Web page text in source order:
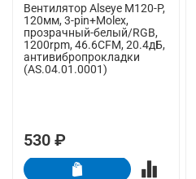
Вентилятор Alseye M120-P,
120мм, 3-pin+Molex,
прозрачный-белый/RGB,
1200rpm, 46.6CFM, 20.4дБ,
антивибропрокладки
(AS.04.01.0001)
530 ₽